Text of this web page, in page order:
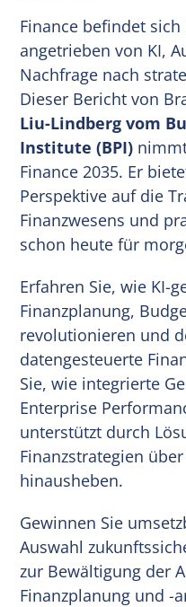
Finance befindet
angetrieben von KI,
Nachfrage nach
Dieser Bericht von
Liu-Lindberg vom
Institute (BPI)
Finance 2035. Er
Perspektive auf die
Finanzwesens und
schon heute für
Erfahren Sie, wie KI-
Finanzplanung,
revolutionieren und
datengesteuerte
Sie, wie integrierte
Enterprise
unterstützt durch
Finanzstrategien
hinausheben.
Gewinnen Sie
Auswahl
zur Bewältigung der
Finanzplanung und -